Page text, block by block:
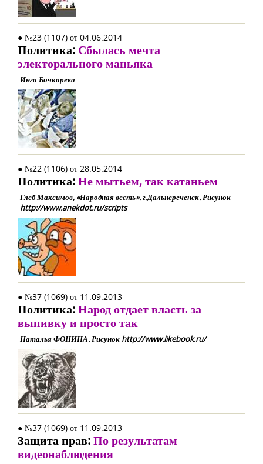
● №23 (1107) от 04.06.2014
Политика: Сбылась мечта
электорального маньяка
Инга Бочкарева
● №22 (1106) от 28.05.2014
Политика:Не мытьем, так катаньем
Глеб Максимов, «Народная весть». г.Дальнереченск. Рисунок
http://www.anekdot.ru/scripts
● №37 (1069) от 11.09.2013
Политика:Народ отдает власть за
выпивку и просто так
Наталья ФОНИНА. Рисунок http://www.likebook.ru/
● №37 (1069) от 11.09.2013
Защита прав:По результатам
видеонаблюдения